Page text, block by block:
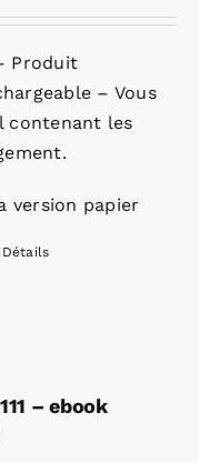
Produit
– Vous
contenant les
version papier
Détails
– ebook